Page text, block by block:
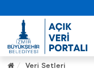
Veri Setleri